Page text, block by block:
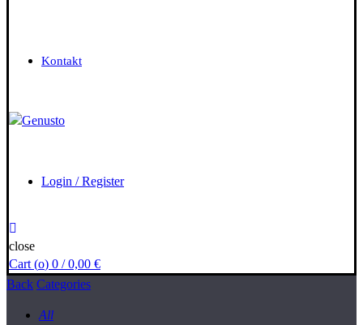
Kontakt
Login / Register
close
Cart (o) 0 / 0,00 €
Back Categories
All